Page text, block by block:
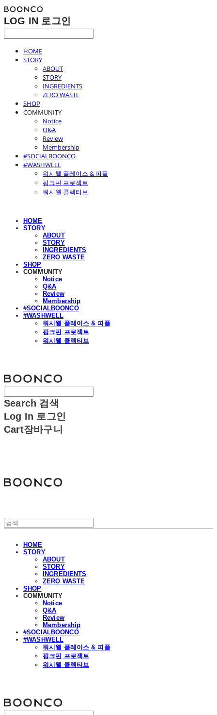
LOG IN 로그인
HOME
STORY
ABOUT
STORY
INGREDIENTS
ZERO WASTE
SHOP
COMMUNITY
Notice
Q&A
Review
Membership
#SOCIALBOONCO
#WASHWELL
워시웰 플레이스 & 피플
핑크핀 프로젝트
워시웰 콜렉티브
HOME
STORY
ABOUT
STORY
INGREDIENTS
ZERO WASTE
SHOP
COMMUNITY
Notice
Q&A
Review
Membership
#SOCIALBOONCO
#WASHWELL
워시웰 플레이스 & 피플
핑크핀 프로젝트
워시웰 콜렉티브
Search 검색
Log In 로그인
Cart장바구니
HOME
STORY
ABOUT
STORY
INGREDIENTS
ZERO WASTE
SHOP
COMMUNITY
Notice
Q&A
Review
Membership
#SOCIALBOONCO
#WASHWELL
워시웰 플레이스 & 피플
핑크핀 프로젝트
워시웰 콜렉티브